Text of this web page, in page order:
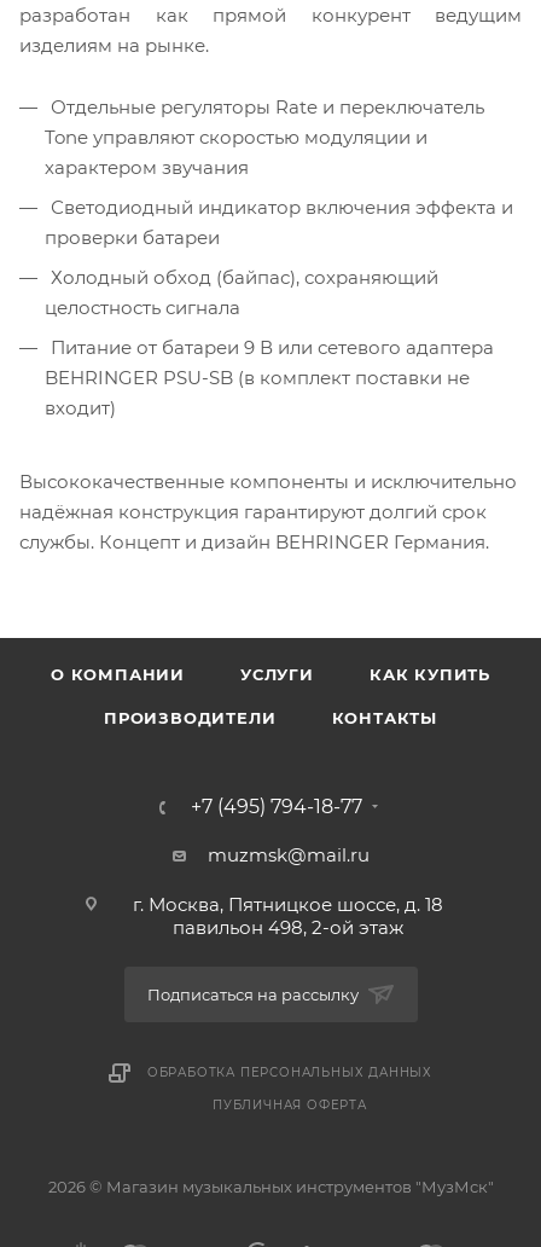
разработан как прямой конкурент ведущим
изделиям на рынке.
Отдельные регуляторы Rate и переключатель
Tone управляют скоростью модуляции и
характером звучания
Светодиодный индикатор включения эффекта и
проверки батареи
Холодный обход (байпас), сохраняющий
целостность сигнала
Питание от батареи 9 В или сетевого адаптера
BEHRINGER PSU-SB (в комплект поставки не
входит)
Высококачественные компоненты и исключительно
надёжная конструкция гарантируют долгий срок
службы. Концепт и дизайн BEHRINGER Германия.
О КОМПАНИИ УСЛУГИ КАК КУПИТЬ
ПРОИЗВОДИТЕЛИ КОНТАКТЫ
+7 (495) 794-18-77
muzmsk@mail.ru
г. Москва, Пятницкое шоссе, д. 18
павильон 498, 2-ой этаж
Подписаться на рассылку
ОБРАБОТКА ПЕРСОНАЛЬНЫХ ДАННЫХ
ПУБЛИЧНАЯ ОФЕРТА
2026 © Магазин музыкальных инструментов "МузМск"